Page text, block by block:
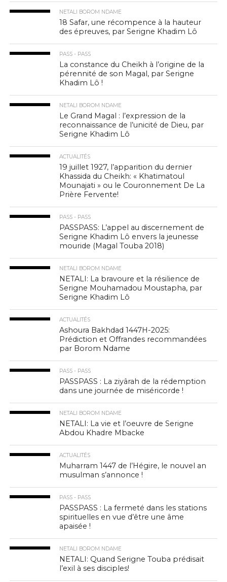
NETALI BOROM NDAME
18 Safar, une récompence à la hauteur
des épreuves, par Serigne Khadim Lô
PASS - PASS
La constance du Cheikh à l’origine de la
pérennité de son Magal, par Serigne
Khadim Lô !
NETALI BOROM NDAME
Le Grand Magal : l’expression de la
reconnaissance de l’unicité de Dieu, par
Serigne Khadim Lô
ACTUALITÉS
19 juillet 1927, l’apparition du dernier
Khassida du Cheikh: « Khatimatoul
Mounajati » ou le Couronnement De La
Prière Fervente!
PASS - PASS
PASSPASS: L’appel au discernement de
Serigne Khadim Lô envers la jeunesse
mouride (Magal Touba 2018)
NETALI BOROM NDAME
NETALI: La bravoure et la résilience de
Serigne Mouhamadou Moustapha, par
Serigne Khadim Lô
ACTUALITÉS
Ashoura Bakhdad 1447H-2025:
Prédiction et Offrandes recommandées
par Borom Ndame
PASS - PASS
PASSPASS : La ziyârah de la rédemption
dans une journée de miséricorde !
NETALI BOROM NDAME
NETALI: La vie et l’oeuvre de Serigne
Abdou Khadre Mbacke
ACTUALITÉS
Muharram 1447 de l’Hégire, le nouvel an
musulman s’annonce !
PASS - PASS
PASSPASS : La fermeté dans les stations
spirituelles en vue d’être une âme
apaisée !
NETALI BOROM NDAME
NETALI: Quand Serigne Touba prédisait
l’exil à ses disciples!